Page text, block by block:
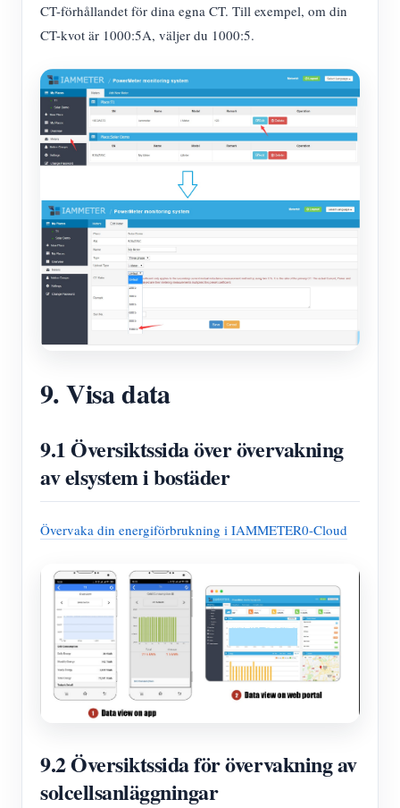
CT-förhållandet för dina egna CT. Till exempel, om din
CT-kvot är 1000:5A, väljer du 1000:5.
9. Visa data
9.1 Översiktssida över övervakning
av elsystem i bostäder
Övervaka din energiförbrukning i IAMMETER0-Cloud
9.2 Översiktssida för övervakning av
solcellsanläggningar